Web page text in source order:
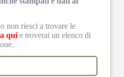
non riesci a trovare le
qui e troverai un elenco di